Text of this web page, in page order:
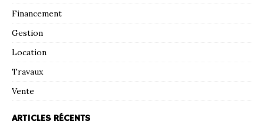
Financement
Gestion
Location
Travaux
Vente
ARTICLES RÉCENTS